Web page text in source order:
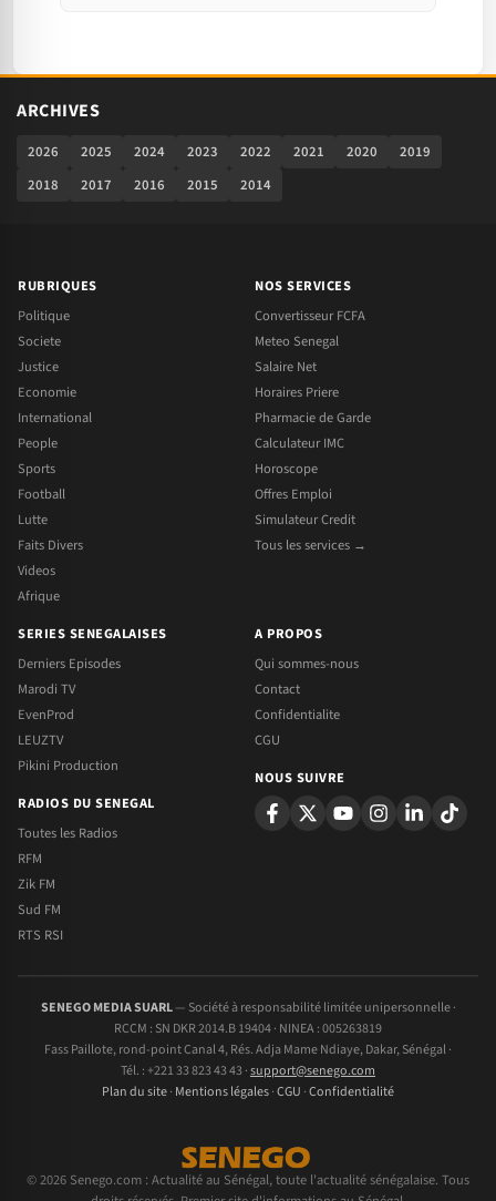
ARCHIVES
2026 2025 2024 2023 2022 2021 2020
2019
2018
2017 2016 2015 2014
RUBRIQUES
Politique
Societe
Justice
Economie
International
People
Sports
Football
Lutte
Faits Divers
Videos
Afrique
NOS SERVICES
Convertisseur FCFA
Meteo Senegal
Salaire Net
Horaires Priere
Pharmacie de Garde
Calculateur IMC
Horoscope
Offres Emploi
Simulateur Credit
Tous les services →
SERIES SENEGALAISES
Derniers Episodes
Marodi TV
EvenProd
LEUZTV
Pikini Production
RADIOS DU SENEGAL
Toutes les Radios
RFM
Zik FM
Sud FM
RTS RSI
A PROPOS
Qui sommes-nous
Contact
Confidentialite
CGU
NOUS SUIVRE
SENEGO MEDIA SUARL— Société à responsabilité limitée unipersonnelle ·
RCCM : SN DKR 2014.B 19404 · NINEA : 005263819
Fass Paillote, rond-point Canal 4, Rés. Adja Mame Ndiaye, Dakar, Sénégal ·
Tél. : +221 33 823 43 43 ·support@senego.com
Plan du site· Mentions légales·CGU ·Confidentialité
© 2026 Senego.com : Actualité au Sénégal, toute l'actualité sénégalaise. Tous